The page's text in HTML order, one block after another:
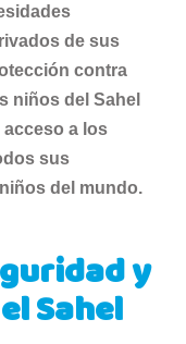
de sus
contra
niños del Sahel
a los
sus
del mundo.
y
Sahel